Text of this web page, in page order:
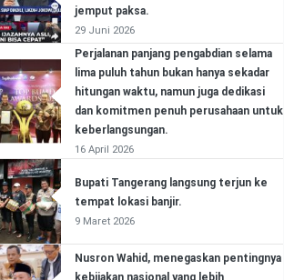
jemput paksa.
29 Juni 2026
Perjalanan panjang pengabdian selama
lima puluh tahun bukan hanya sekadar
hitungan waktu, namun juga dedikasi
dan komitmen penuh perusahaan untuk
keberlangsungan.
16 April 2026
Bupati Tangerang langsung terjun ke
tempat lokasi banjir.
9 Maret 2026
Nusron Wahid, menegaskan pentingnya
kebijakan nasional yang lebih